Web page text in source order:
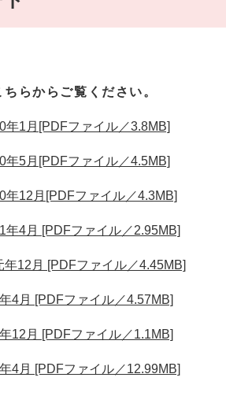
らからご覧ください。
1月[PDFファイル／3.8MB]
5月[PDFファイル／4.5MB]
12月[PDFファイル／4.3MB]
4月 [PDFファイル／2.95MB]
12月 [PDFファイル／4.45MB]
4月 [PDFファイル／4.57MB]
12月 [PDFファイル／1.1MB]
4月 [PDFファイル／12.99MB]